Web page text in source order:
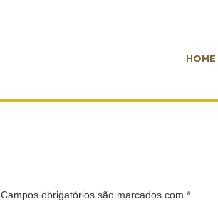
HOME
Campos obrigatórios são marcados com *